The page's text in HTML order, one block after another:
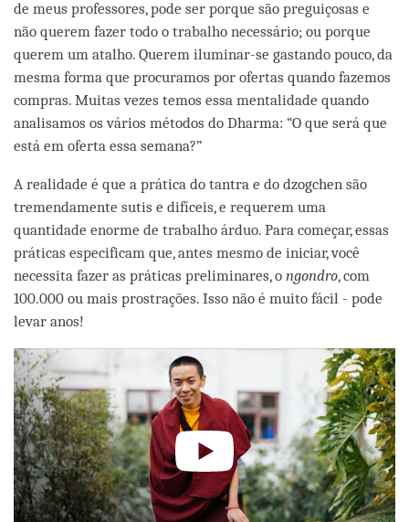
de meus professores, pode ser porque são preguiçosas e
não querem fazer todo o trabalho necessário; ou porque
querem um atalho. Querem iluminar-se gastando pouco, da
mesma forma que procuramos por ofertas quando fazemos
compras. Muitas vezes temos essa mentalidade quando
analisamos os vários métodos do Dharma: “O que será que
está em oferta essa semana?”
A realidade é que a prática do tantra e do dzogchen são
tremendamente sutis e difíceis, e requerem uma
quantidade enorme de trabalho árduo. Para começar, essas
práticas especificam que, antes mesmo de iniciar, você
necessita fazer as práticas preliminares, o ngondro, com
100.000 ou mais prostrações. Isso não é muito fácil - pode
levar anos!